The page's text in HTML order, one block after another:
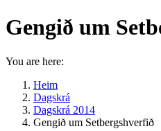
Gengið um
You are here:
Heim
Dagskrá
Dagskrá 2014
Gengið um Setbergshverfið